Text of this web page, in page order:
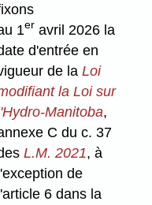
1er avril 2026 la
d'entrée en
de laLoi
la Loi sur
Manitoba,
C du c. 37
L.M. 2021, à
de
6 dans la